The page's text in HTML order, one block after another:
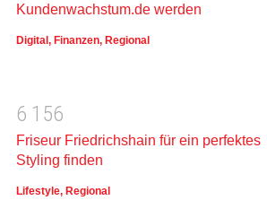
Kundenwachstum.de werden
Digital , Finanzen, Regional
6 1 56
Friseur Friedrichshain für ein perfektes
Styling finden
Lifestyle, Regional